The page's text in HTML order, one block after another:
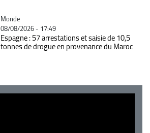
Catégorie
Monde
08/08/2026 - 17:49
Espagne : 57 arrestations et saisie de 10,5
tonnes de drogue en provenance du Maroc